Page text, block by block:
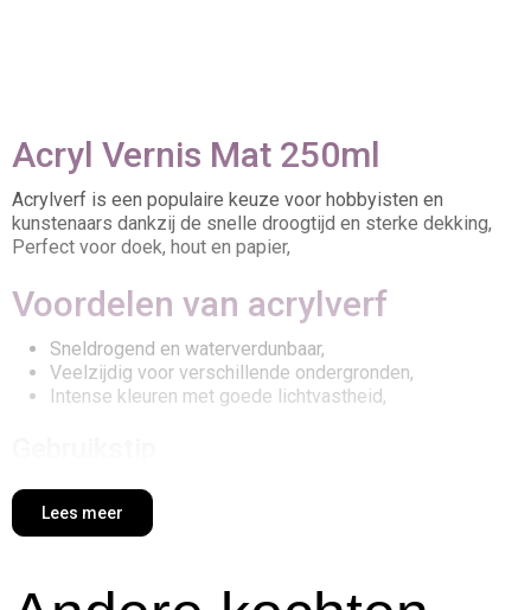
Acryl Vernis Mat 250ml
Acrylverf is een populaire keuze voor hobbyisten en
kunstenaars dankzij de snelle droogtijd en sterke dekking,
Perfect voor doek, hout en papier,
Voordelen van acrylverf
Sneldrogend en waterverdunbaar,
Veelzijdig voor verschillende ondergronden,
Intense kleuren met goede lichtvastheid,
Werk in lagen en meng kleuren direct op het doek voor
unieke effecten, Reinig penselen met water,
Lees meer